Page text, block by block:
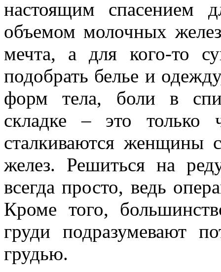
настоящим спасением
объемом молочных
мечта, а для кого-то
подобрать белье и
форм тела, боли в
складке – это только
сталкиваются
желез. Решиться на
всегда просто, ведь
Кроме того,
груди подразумевают
грудью.